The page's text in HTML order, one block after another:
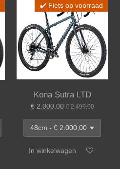
✔️ Fiets op voorraad
Kona Sutra LTD
€ 2.000,00 € 2.499,00
In winkelwagen